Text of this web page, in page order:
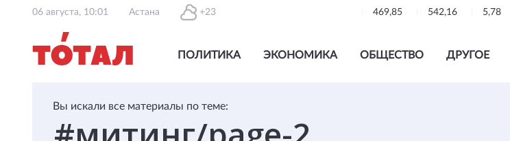
06 августа, 10:01 Астана +23 469,85 542,16 5,78
ПОЛИТИКА ЭКОНОМИКА ОБЩЕСТВО ДРУГОЕ
Вы искали все материалы по теме: